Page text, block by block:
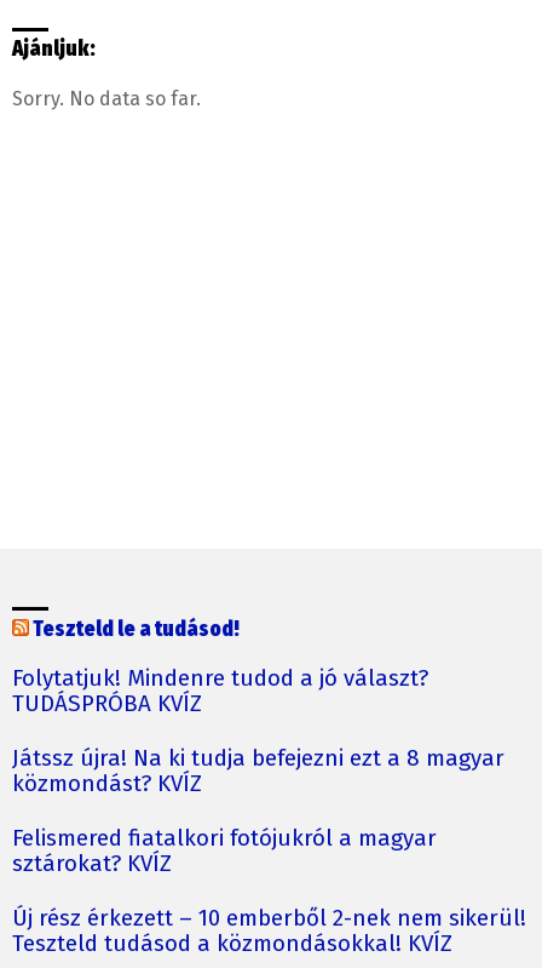
Ajánljuk:
Sorry. No data so far.
Teszteld le a tudásod!
Folytatjuk! Mindenre tudod a jó választ?
TUDÁSPRÓBA KVÍZ
Játssz újra! Na ki tudja befejezni ezt a 8 magyar
közmondást? KVÍZ
Felismered fiatalkori fotójukról a magyar
sztárokat? KVÍZ
Új rész érkezett – 10 emberből 2-nek nem sikerül!
Teszteld tudásod a közmondásokkal! KVÍZ